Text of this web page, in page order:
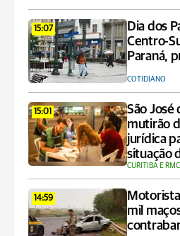
15:07
Dia dos
Centro-
Paraná,
COTIDIANO
15:01
São José
mutirão
jurídica
situação
CURITIBA E RMC
14:59
mil